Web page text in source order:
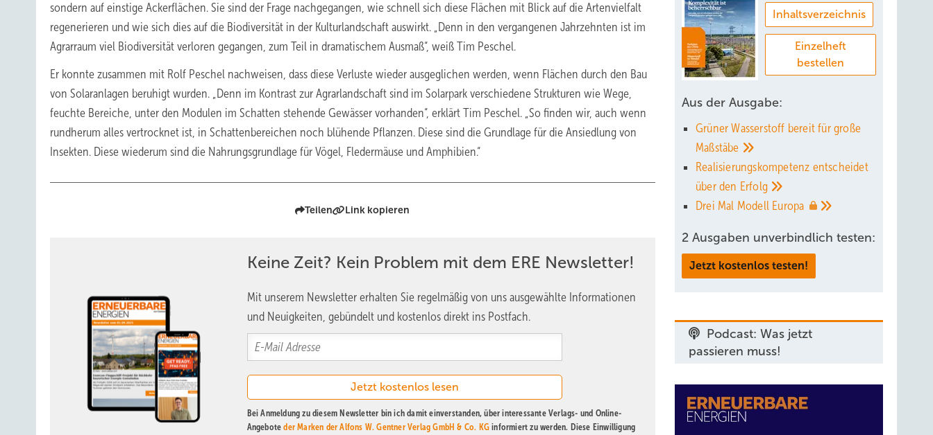
sondern auf einstige Ackerflächen. Sie sind der Frage nachgegangen, wie schnell sich diese Flächen mit Blick auf die Artenvielfalt
regenerieren und wie sich dies auf die Biodiversität in der Kulturlandschaft auswirkt. „Denn in den vergangenen Jahrzehnten ist im
Agrarraum viel Biodiversität verloren gegangen, zum Teil in dramatischem Ausmaß“, weiß Tim Peschel.
Er konnte zusammen mit Rolf Peschel nachweisen, dass diese Verluste wieder ausgeglichen werden, wenn Flächen durch den Bau
von Solaranlagen beruhigt wurden. „Denn im Kontrast zur Agrarlandschaft sind im Solarpark verschiedene Strukturen wie Wege,
feuchte Bereiche, unter den Modulen im Schatten stehende Gewässer vorhanden“, erklärt Tim Peschel. „So finden wir, auch wenn
rundherum alles vertrocknet ist, in Schattenbereichen noch blühende Pflanzen. Diese sind die Grundlage für die Ansiedlung von
Insekten. Diese wiederum sind die Nahrungsgrundlage für Vögel, Fledermäuse und Amphibien.“
Teilen Link kopieren
Keine Zeit? Kein Problem mit dem ERE Newsletter!
Mit unserem Newsletter erhalten Sie regelmäßig von uns ausgewählte Informationen
und Neuigkeiten, gebündelt und kostenlos direkt ins Postfach.
Bei Anmeldung zu diesem Newsletter bin ich damit einverstanden, über interessante Verlags- und Online-
Angeboteder Marken der Alfons W. Gentner Verlag GmbH & Co. KG informiert zu werden. Diese Einwilligung
Inhaltsverzeichnis
Einzelheft
bestellen
Aus der Ausgabe:
Grüner Wasserstoff bereit für große
Maßstäbe
Realisierungskompetenz entscheidet
über den Erfolg
Drei Mal Modell Europa
2 Ausgaben unverbindlich testen:
Jetzt kostenlos testen!
Podcast: Was jetzt
passieren muss!